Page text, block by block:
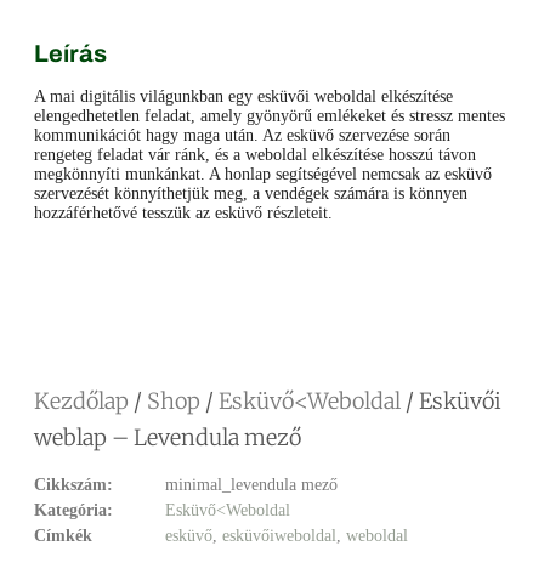
Leírás
A mai digitális világunkban egy esküvői weboldal elkészítése
elengedhetetlen feladat, amely gyönyörű emlékeket és stressz mentes
kommunikációt hagy maga után. Az esküvő szervezése során
rengeteg feladat vár ránk, és a weboldal elkészítése hosszú távon
megkönnyíti munkánkat. A honlap segítségével nemcsak az esküvő
szervezését könnyíthetjük meg, a vendégek számára is könnyen
hozzáférhetővé tesszük az esküvő részleteit.
Kezdőlap / Shop / Esküvő<Weboldal / Esküvői
weblap – Levendula mező
Cikkszám:
minimal_levendula mező
Kategória:
Esküvő<Weboldal
Címkék
esküvő esküvőiweboldal weboldal